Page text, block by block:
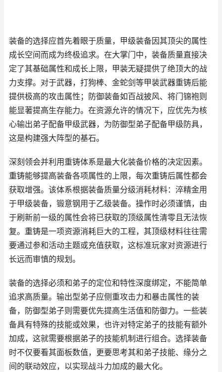
装备的选择应首先着眼于质量，甲级装备因其顶尖的属性
成长空间而成为终极追求。在大掌门中，装备质量直接决
定了其基础属性和成长上限，甲装无疑提供了绝顶大的战
力支撑。对于武器，打狗棒、金蛇剑等甲装武器重铸后能
提供极高的攻击属性；防御装备如百战披风、将门锦袍则
能显著提高生存能力。在资源允许的情况下，应优先为核
心输出弟子配备甲级武器，为防御型弟子配备甲级防具，
这是构建强大阵型的基石。
深刻领会并利用重铸体系是最大化装备价格的决定因素。
重铸能够提高装备各项属性的上限，每次重铸后属性都会
获取增强。该体系根据装备质量分级消耗材料：淬精金用
于甲级装备，锻意钢用于乙级装备。操作时必须谨慎，由
于刷新前一级的属性会将已获取的顶级属性清零且无法恢
复。重铸是一项资源消耗巨大的工程，其顶级材料往往需
要通过参和活动主题或充值获取，这标准玩家对资源进行
长远而审慎的规划。
装备的选择必须和弟子的定位和特性深度绑定，不能简单
追求高质量。输出型弟子应侧重攻击力和暴击属性的装
备，防御型弟子则需要优先提高生活值和防御力。一些装
备具有特殊的技能或效果，也许对特定弟子的技能有额外
加成，这就需要根据弟子的技能机制进行组合。选择装备
时不仅要看其面板数值，更要思考其和弟子技能、缘分之
间的联动效应，以实现战斗力加成的最大化。